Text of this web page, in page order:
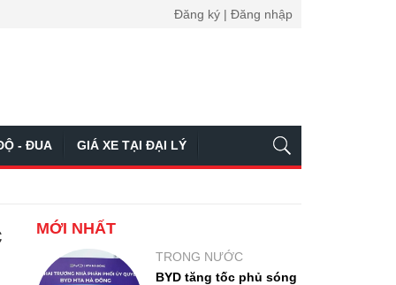
Đăng ký | Đăng nhập
- ĐUA GIÁ XE TẠI ĐẠI LÝ
MỚI NHẤT
TRONG NƯỚC
BYD tăng tốc phủ sóng